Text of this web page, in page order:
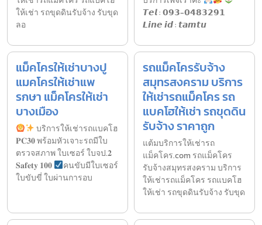
ให้เช่า รถขุดดินรับจ้าง รับขุด
ลอ
𝙏𝙚𝙡 : 𝟬𝟵𝟯-𝟬𝟰𝟴𝟯𝟮𝟵𝟭
𝙇𝙞𝙣𝙚 𝙞𝙙 : 𝙩𝙖𝙢𝙩𝙪
แม็คโครให้เช่าบางปู
แมคโครให้เช่าแพ
รกษา แม็คโครให้เช่า
บางเมือง
บริการให้เช่ารถแบคโฮ
𝐏𝐂𝟑𝟎 พร้อมหัวเจาะรถมีใบ
ตรวจสภาพ ใบเซอร์ ใบจป.𝟐
𝐒𝐚𝐟𝐞𝐭𝐲 𝟏𝟎𝟎
คนขับมีใบเซอร์
ใบขับขี่ ใบผ่านการอบ
รถแม็คโครรับจ้าง
สมุทรสงคราม บริการ
ให้เช่ารถแม็คโคร รถ
แบคโฮให้เช่า รถขุดดิน
รับจ้าง ราคาถูก
แต้มบริการให้เช่ารถ
แม็คโคร.com รถแม็คโคร
รับจ้างสมุทรสงคราม บริการ
ให้เช่ารถแม็คโคร รถแบคโฮ
ให้เช่า รถขุดดินรับจ้าง รับขุด